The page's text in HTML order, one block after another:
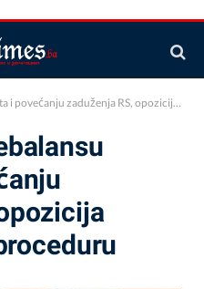
zaduženja RS, opozicija kritikuje hitnu proceduru